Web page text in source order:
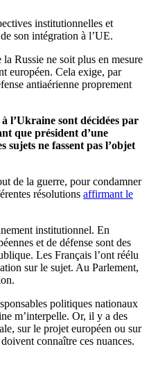
institutionnelles et
son intégration à l’UE.
Russie ne soit plus en mesure
européen. Cela exige, par
antiaérienne proprement
l’Ukraine sont décidées par
que président d’une
sujets ne fassent pas l’objet
de la guerre, pour condamner
résolutions affirmant le
institutionnel. En
et de défense sont des
Les Français l’ont réélu
sur le sujet. Au Parlement,
politiques nationaux
m’interpelle. Or, il y a des
sur le projet européen ou sur
connaître ces nuances.